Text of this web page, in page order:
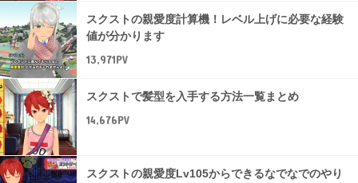
スクストの親愛度計算機！レベル上げに必要な経験
値が分かります
13,971PV
スクストで髪型を入手する方法一覧まとめ
14,676PV
スクストの親愛度Lv105からできるなでなでのやり